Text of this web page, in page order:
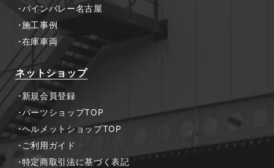
パインバレー名古屋
施工事例
在庫車両
ネットショップ
新規会員登録
パーツショップTOP
ヘルメットショップTOP
ご利用ガイド
特定商取引法に基づく表記